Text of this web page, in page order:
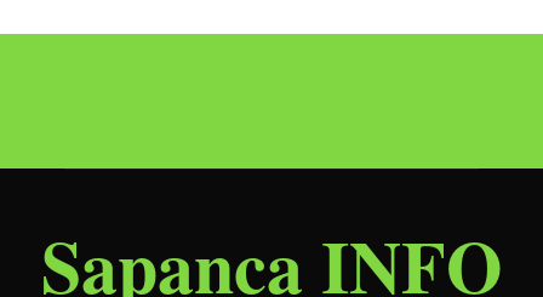
Sapanca INFO